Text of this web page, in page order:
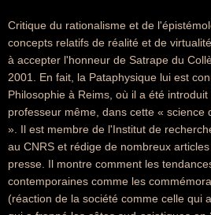
Critique du rationalisme et de
concepts relatifs de réalité et de
à accepter l'honneur de Satrape du
2001. En fait, la Pataphysique lui est
Philosophie à Reims, où il a été
professeur même, dans cette « science
». Il est membre de l'Institut de
au CNRS et rédige de nombreux
presse. Il montre comment les
contemporaines comme les
(réaction de la société comme celle qui